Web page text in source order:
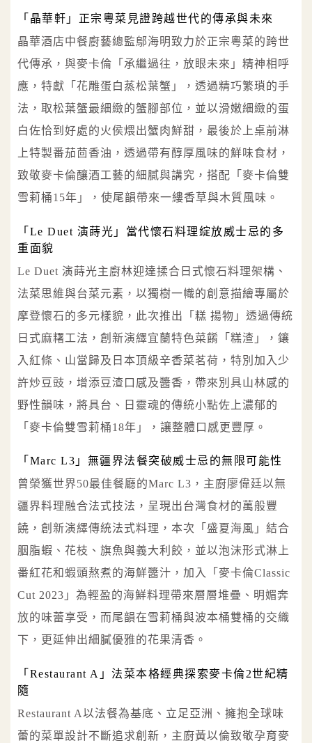
「晶華軒」正宗粵菜見證跨越世代的傳承與未來
晶華酒店中餐廚藝總監鄔海明致力於正宗粵菜的跨世
代傳承，與麥卡倫「承繼過往，放眼未來」精神相呼
應，特獻「花雕蛋白蒸松葉蟹」，透過精巧繁瑣的手
法，取松葉蟹最細緻的蟹腳部位，並以滑嫩細緻的蛋
白佐恰到好處的火侯煨出蟹肉鮮甜，最後於上桌前淋
上特製番茄茴香油，透過帶有醇厚風味的鮮味食材，
致敬麥卡倫釀酒工藝的細膩與講究，搭配「麥卡倫雙
雪莉桶15年」，使尾韻帶來一縷香草與木質風味。
「Le Duet 演蒔光」當代懷石料理綻放威士忌的多
重面貌
Le Duet 演蒔光主廚林迎達揉合日式懷石料理架構、
法菜思維與台菜元素，以獨樹一幟的創意描繪專屬於
摩登懷石的多元樣貌，此次推出「糕 揚物」透過傳統
日式麻糬工法，創新演繹宜蘭特色菜餚「糕渣」，鑲
入紅條、山當歸及日本頂級辛香菜茗荷，特別加入少
許炒豆豉，增添豆渣口感及醬香，帶來別具山林感的
野性韻味，將具台、日靈魂的傳統小點佐上濃郁的
「麥卡倫雙雪莉桶18年」，讓整體口感更豐厚。
「Marc L3」無疆界法餐突破威士忌的無限可能性
曾榮獲世界50最佳餐廳的Marc L3，主廚廖偉廷以無
疆界料理融合法式技法，呈現出台灣食材的萬般豐
饒，創新演繹傳統法式料理，本次「盛夏海風」結合
胭脂蝦、花枝、旗魚與義大利餃，並以泡沫形式淋上
番紅花和蝦頭熬煮的海鮮醬汁，加入「麥卡倫Classic
Cut 2023」為輕盈的海鮮料理帶來層層堆疊、明媚奔
放的味蕾享受，而尾韻在雪莉桶與波本桶雙桶的交織
下，更延伸出細膩優雅的花果清香。
「Restaurant A」法菜本格經典探索麥卡倫2世紀精
隨
Restaurant A以法餐為基底、立足亞洲、擁抱全球味
蕾的菜單設計不斷追求創新，主廚黃以倫致敬孕育麥